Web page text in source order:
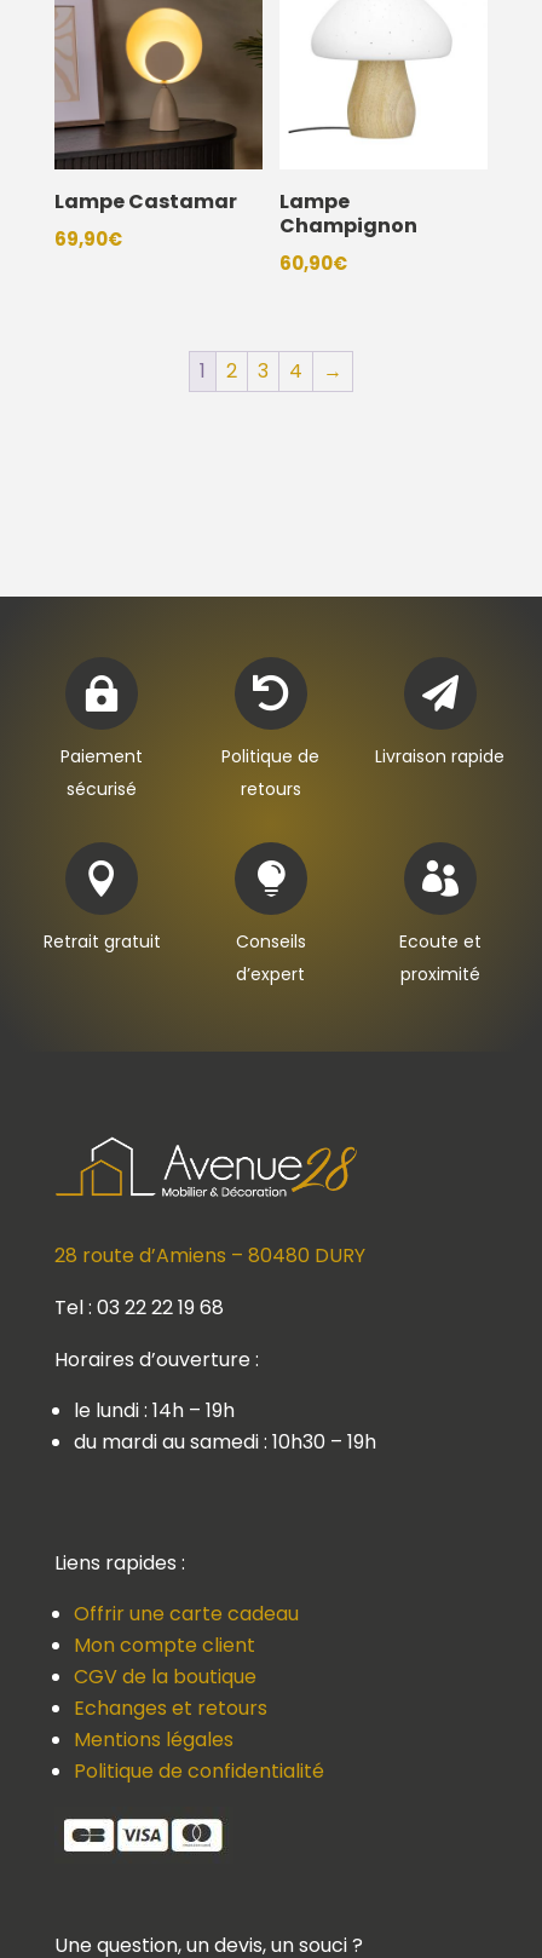
Lampe Castamar
69,90€
Lampe
Champignon
60,90€
1 2 3 4 →

Paiement
sécurisé

Politique de
retours

Livraison rapide

Retrait gratuit

Conseils
d’expert

Ecoute et
proximité
28 route d’Amiens – 80480 DURY
Tel : 03 22 22 19 68
Horaires d’ouverture :
le lundi : 14h – 19h
du mardi au samedi : 10h30 – 19h
Liens rapides :
Offrir une carte cadeau
Mon compte client
CGV de la boutique
Echanges et retours
Mentions légales
Politique de confidentialité
Une question, un devis, un souci ?